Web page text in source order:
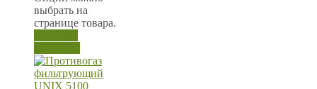
выбрать на
странице товара.